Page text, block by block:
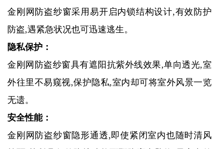
金刚网防盗纱窗采用易开启内锁结构设计,有效防护
防盗,遇紧急状况也可迅速逃生。
隐私保护：
金刚网防盗纱窗具有遮阳抗紫外线效果,单向透光,室
外往里不易窥视,保护隐私,室内却可将室外风景一览
无遗。
安全性能：
金刚网防盗纱窗隐形通透,即使紧闭室内也随时清风